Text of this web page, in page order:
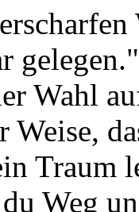
gelegen."
Wahl
Weise,
Traum
Weg